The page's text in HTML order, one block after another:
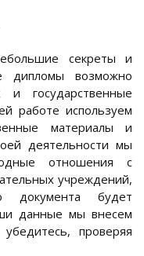
секреты и
дипломы возможно
государственные
работе используем
материалы и
деятельности мы
отношения с
учреждений,
документа будет
данные мы внесем
проверяя